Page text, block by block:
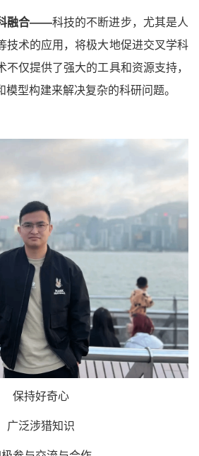
融合——科技的不断进步，尤其是人
技术的应用，将极大地促进交叉学科
不仅提供了强大的工具和资源支持，
型构建来解决复杂的科研问题。
保持好奇心
广泛涉猎知识